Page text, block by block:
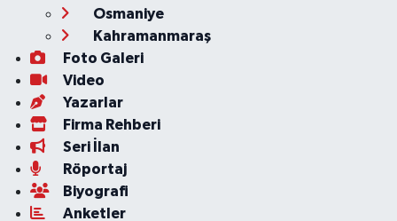
Osmaniye
Kahramanmaraş
Foto Galeri
Video
Yazarlar
Firma Rehberi
Seri İlan
Röportaj
Biyografi
Anketler